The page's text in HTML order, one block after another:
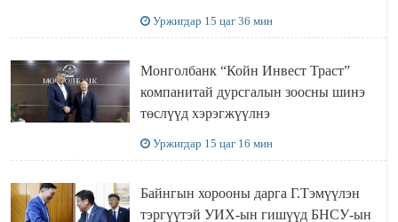
Уржигдар 15 цаг 36 мин
Монголбанк “Койн Инвест Траст”
компанитай дурсгалын зоосны шинэ
төслүүд хэрэгжүүлнэ
Уржигдар 15 цаг 16 мин
Байнгын хорооны дарга Г.Тэмүүлэн
тэргүүтэй УИХ-ын гишүүд БНСУ-ын